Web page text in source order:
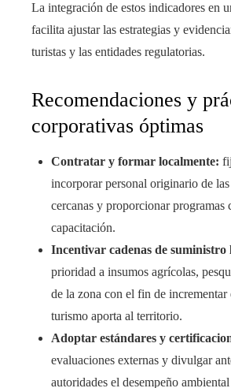
La integración de estos indicadores en
facilita ajustar las estrategias y
turistas y las entidades regulatorias.
Recomendaciones y
corporativas óptimas
Contratar y formar localmente:
incorporar personal originario de
cercanas y proporcionar programas
capacitación.
Incentivar cadenas de suministro
prioridad a insumos agrícolas,
de la zona con el fin de incrementar
turismo aporta al territorio.
Adoptar estándares y
evaluaciones externas y divulgar
autoridades el desempeño